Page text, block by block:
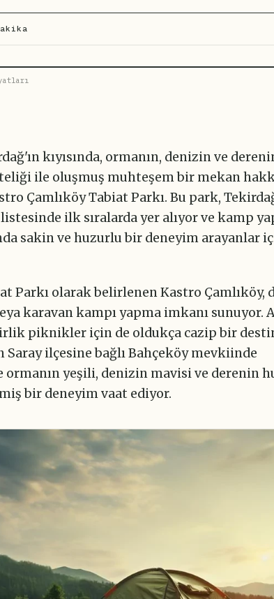
kıyısında, ormanın, denizin ve
ile oluşmuş muhteşem bir mekan
Çamlıköy Tabiat Parkı. Bu park,
ilk sıralarda yer alıyor ve kamp
sakin ve huzurlu bir deneyim arayanlar
Parkı olarak belirlenen Kastro Çamlıköy,
karavan kampı yapma imkanı sunuyor.
piknikler için de oldukça cazip bir
Saray ilçesine bağlı Bahçeköy mevkiinde
ormanın yeşili, denizin mavisi ve derenin
bir deneyim vaat ediyor.